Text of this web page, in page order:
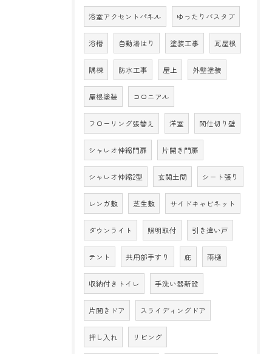
浴室アクセントパネル ゆったりバスタブ
浴槽 自動湯はり 塗装工事 瓦屋根
隅棟 防水工事 屋上 外壁塗装
屋根塗装 コロニアル
フローリング張替え 洋室 間仕切り壁
シャレオ伸縮門扉 片開き門扉
シャレオ伸縮2型 玄関土間 シート張り
レンガ敷 芝生敷 サイドキャビネット
ダウンライト 照明取付 引き違い戸
テント 共用部手すり 庇 雨樋
収納付きトイレ 手洗い器新設
片開きドア スライディングドア
押し入れ リビング